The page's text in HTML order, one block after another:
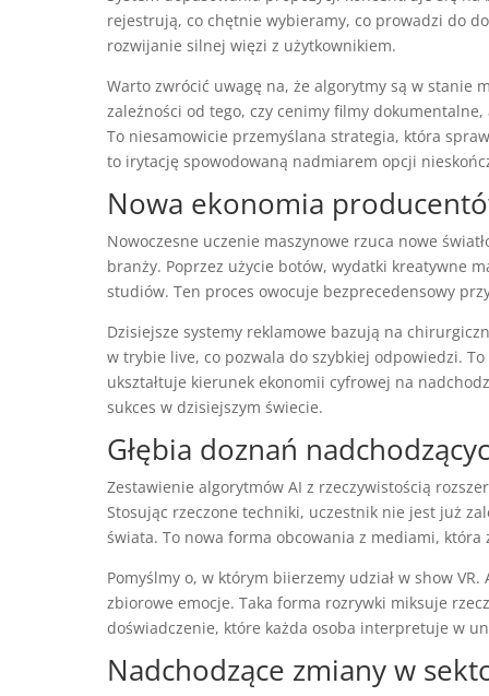
rejestrują, co chętnie wybieramy, co prowadzi do
rozwijanie silnej więzi z użytkownikiem.
Warto zwrócić uwagę na, że algorytmy są w stanie
zależności od tego, czy cenimy filmy
To niesamowicie przemyślana strategia, która
to irytację spowodowaną nadmiarem opcji
Nowa ekonomia
Nowoczesne uczenie maszynowe rzuca nowe
branży. Poprzez użycie botów, wydatki kreatywne
studiów. Ten proces owocuje bezprecedensowy
Dzisiejsze systemy reklamowe bazują na
w trybie live, co pozwala do szybkiej odpowiedzi.
ukształtuje kierunek ekonomii cyfrowej na
sukces w dzisiejszym świecie.
Głębia doznań
Zestawienie algorytmów AI z rzeczywistością
Stosując rzeczone techniki, uczestnik nie jest już
świata. To nowa forma obcowania z mediami,
Pomyślmy o, w którym biierzemy udział w show
zbiorowe emocje. Taka forma rozrywki miksuje
doświadczenie, które każda osoba interpretuje w
Nadchodzące zmiany w